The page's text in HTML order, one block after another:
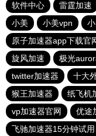
软件中心
雷霆加速
小美
小美vpn
原子加速器app下载官
旋风加速
极光
twitter加速器
十大
猴王加速器
纸飞机
vp加速器官网
优途
飞驰加速器15分钟试用